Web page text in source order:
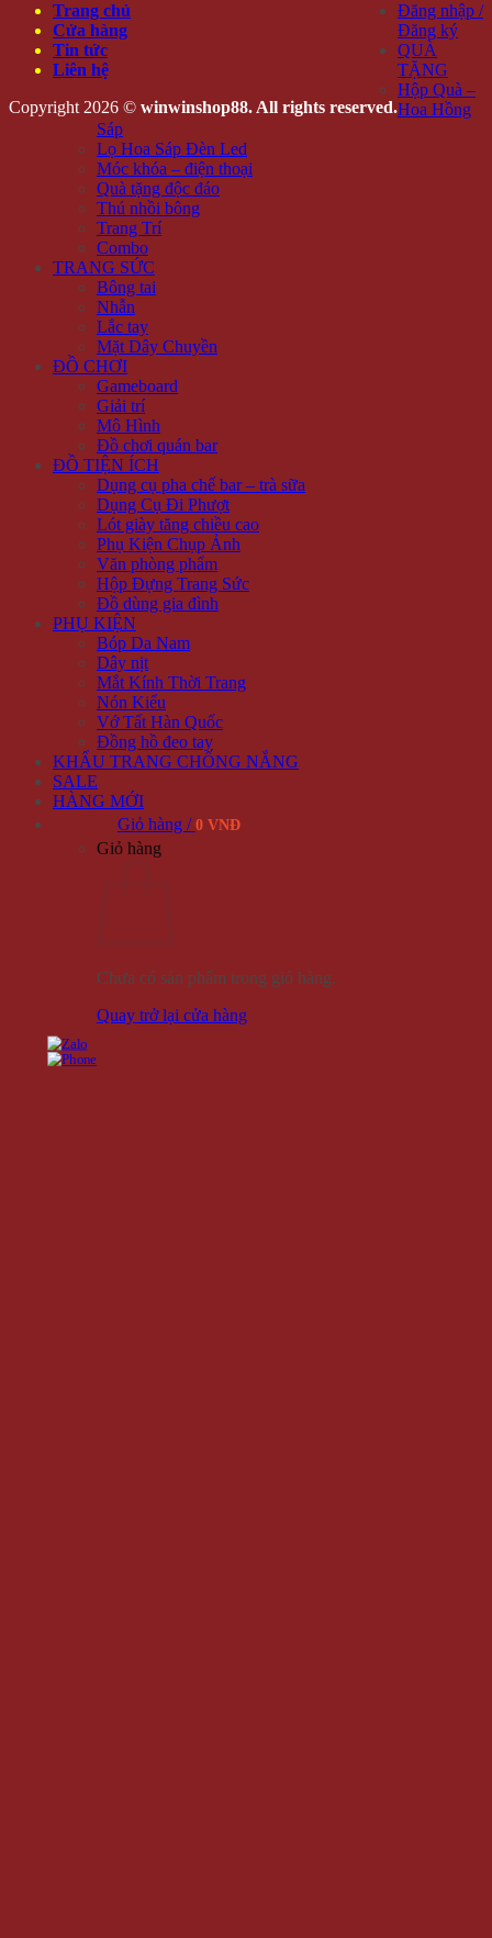
Trang chủ
Cửa hàng
Tin tức
Liên hệ
Copyright 2026 © winwinshop88. All rights reserved.
Đăng nhập /
Đăng ký
QUÀ
TẶNG
Hộp Quà –
Hoa Hồng
Sáp
Lọ Hoa Sáp Đèn Led
Móc khóa – điện thoại
Quà tặng độc đáo
Thú nhồi bông
Trang Trí
Combo
TRANG SỨC
Bông tai
Nhẫn
Lắc tay
Mặt Dây Chuyền
ĐỒ CHƠI
Gameboard
Giải trí
Mô Hình
Đồ chơi quán bar
ĐỒ TIỆN ÍCH
Dụng cụ pha chế bar – trà sữa
Dụng Cụ Đi Phượt
Lót giày tăng chiều cao
Phụ Kiện Chụp Ảnh
Văn phòng phẩm
Hộp Đựng Trang Sức
Đồ dùng gia đình
PHỤ KIỆN
Bóp Da Nam
Dây nịt
Mắt Kính Thời Trang
Nón Kiểu
Vớ Tất Hàn Quốc
Đồng hồ đeo tay
KHẨU TRANG CHỐNG NẮNG
SALE
HÀNG MỚI
Giỏ hàng / 0 VNĐ
Giỏ hàng
Chưa có sản phẩm trong giỏ hàng.
Quay trở lại cửa hàng